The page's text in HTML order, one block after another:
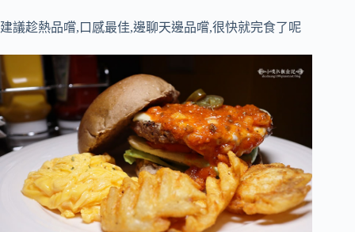
建議趁熱品嚐,口感最佳,邊聊天邊品嚐,很快就完食了呢